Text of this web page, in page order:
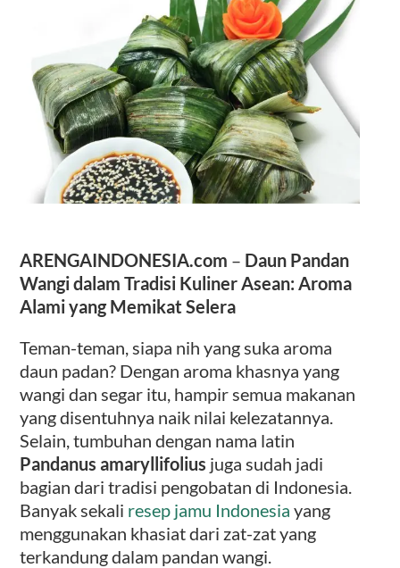
ARENGAINDONESIA.com – Daun Pandan
Wangi dalam Tradisi Kuliner Asean: Aroma
Alami yang Memikat Selera
Teman-teman, siapa nih yang suka aroma
daun padan? Dengan aroma khasnya yang
wangi dan segar itu, hampir semua makanan
yang disentuhnya naik nilai kelezatannya.
Selain, tumbuhan dengan nama latin
Pandanus amaryllifolius juga sudah jadi
bagian dari tradisi pengobatan di Indonesia.
Banyak sekali resep jamu Indonesia yang
menggunakan khasiat dari zat-zat yang
terkandung dalam pandan wangi.